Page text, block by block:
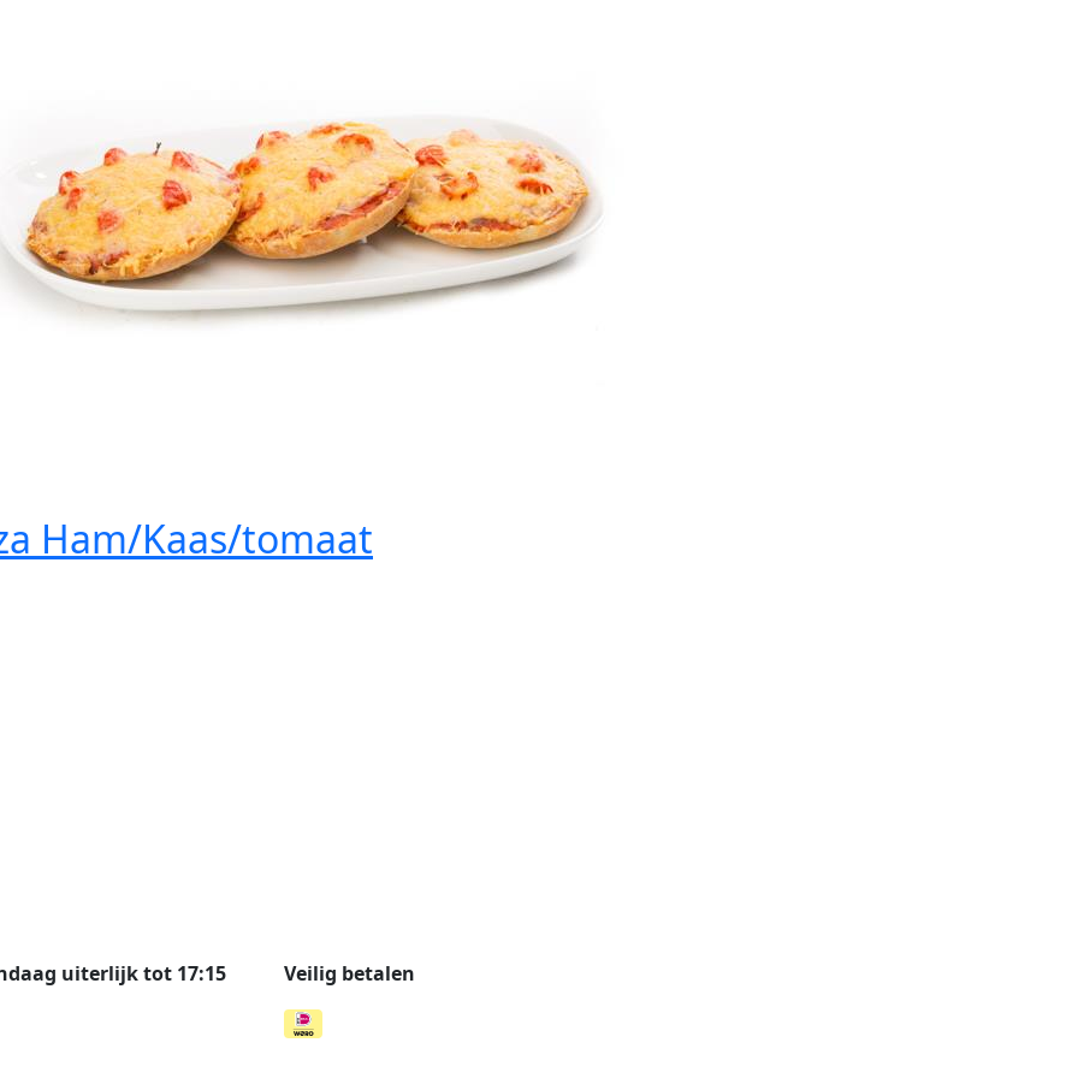
Ham/Kaas/tomaat
uiterlijk tot 17:15 Veilig betalen